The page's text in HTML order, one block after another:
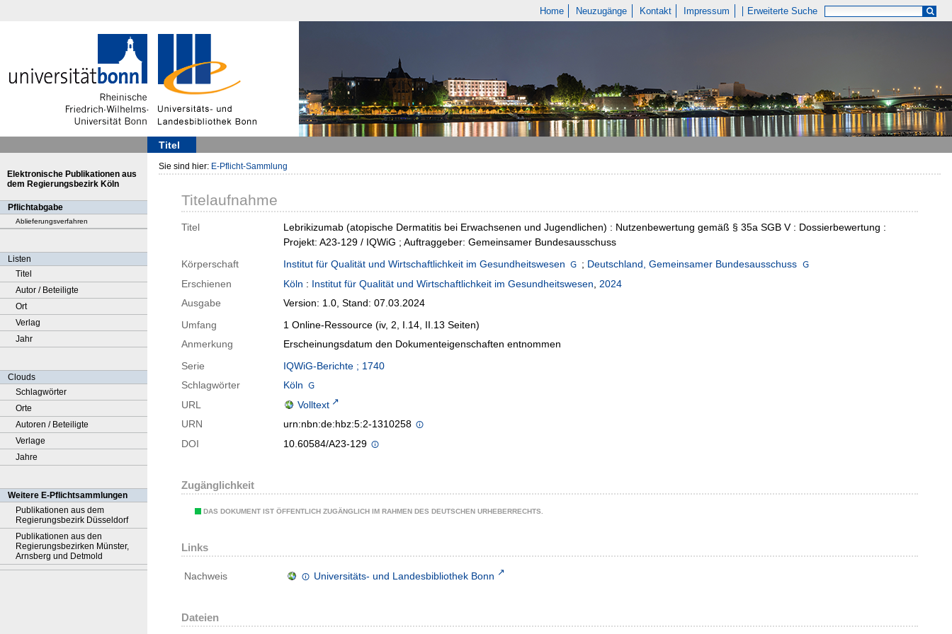
Home Neuzugänge Kontakt Impressum Erweiterte Suche
Titel
Elektronische Publikationen aus
dem Regierungsbezirk Köln
Pflichtabgabe
Ablieferungsverfahren
Listen
Titel
Autor / Beteiligte
Ort
Verlag
Jahr
Clouds
Schlagwörter
Orte
Autoren / Beteiligte
Verlage
Jahre
Weitere E-Pflichtsammlungen
Publikationen aus dem
Regierungsbezirk Düsseldorf
Publikationen aus den
Regierungsbezirken Münster,
Arnsberg und Detmold
Sie sind hier: E-Pflicht-Sammlung
Titelaufnahme
Titel
Lebrikizumab (atopische Dermatitis bei Erwachsenen und Jugendlichen) : Nutzenbewertung gemäß § 35a SGB V : Dossierbewertung :
Projekt: A23-129 / IQWiG ; Auftraggeber: Gemeinsamer Bundesausschuss
Körperschaft
Institut für Qualität und Wirtschaftlichkeit im Gesundheitswesen ; Deutschland, Gemeinsamer Bundesausschuss
Erschienen
Köln : Institut für Qualität und Wirtschaftlichkeit im Gesundheitswesen, 2024
Ausgabe
Version: 1.0, Stand: 07.03.2024
Umfang
1 Online-Ressource (iv, 2, I.14, II.13 Seiten)
Anmerkung
Erscheinungsdatum den Dokumenteigenschaften entnommen
Serie
IQWiG-Berichte ; 1740
Schlagwörter
Köln
URL
Volltext
URN
urn:nbn:de:hbz:5:2-1310258
DOI
10.60584/A23-129
Zugänglichkeit
DAS DOKUMENT IST ÖFFENTLICH ZUGÄNGLICH IM RAHMEN DES DEUTSCHEN URHEBERRECHTS.
Links
Nachweis Universitäts- und Landesbibliothek Bonn
Dateien